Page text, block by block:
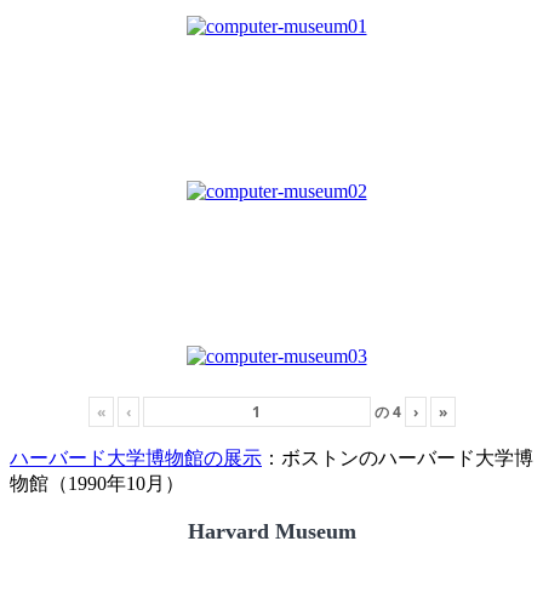
« ‹ の4 › »
ハーバード大学博物館の展示 ：ボストンのハーバード大学博
物館（1990年10月）
Harvard Museum